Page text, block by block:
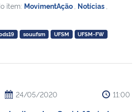
item: MovimentAção Notícias
souufsm UFSM UFSM-FW
24/05/2020 11:00